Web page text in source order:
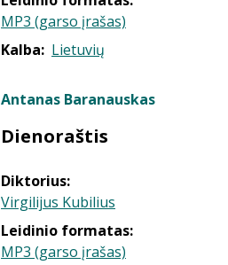
MP3 (garso įrašas)
Kalba: Lietuvių
Antanas Baranauskas
Dienoraštis
Diktorius:
Virgilijus Kubilius
Leidinio formatas:
MP3 (garso įrašas)